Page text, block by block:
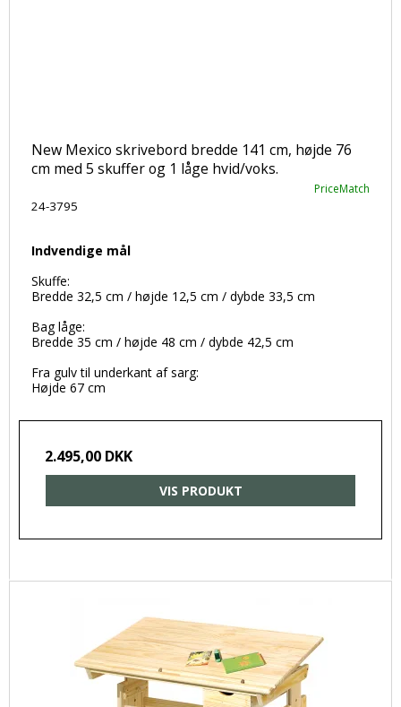
New Mexico skrivebord bredde 141 cm, højde 76
cm med 5 skuffer og 1 låge hvid/voks.
PriceMatch
24-3795
Indvendige mål
Skuffe:
Bredde 32,5 cm / højde 12,5 cm / dybde 33,5 cm
Bag låge:
Bredde 35 cm / højde 48 cm / dybde 42,5 cm
Fra gulv til underkant af sarg:
Højde 67 cm
2.495,00 DKK
VIS PRODUKT